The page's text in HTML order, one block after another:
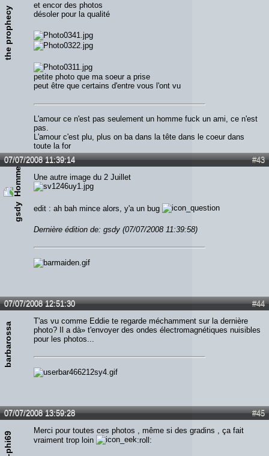
the prophecy
et encor des photos
désoler pour la qualité
petite photo que ma soeur a prise
peut être que certains d'entre vous l'ont vu
L'amour ce n'est pas seulement un homme fuck un ami, ce n'est
pas.
L'amour c'est plu, plus on ba dans la tête dans le coeur dans
toute la for
#43
07/07/2008 11:39:14
gsdy
Une autre image du 2 Juillet
edit : ah bah mince alors, y'a un bug
Dernière édition de: gsdy (07/07/2008 11:39:58)
#44
07/07/2008 12:51:30
barbarossa
T'as vu comme Eddie te regarde méchamment sur la dernière
photo? Il a dà» t'envoyer des ondes électromagnétiques nuisibles
pour les photos...
#45
07/07/2008 13:59:28
Merci pour toutes ces photos , même si des gradins , ça fait
vraiment trop loin
:roll: